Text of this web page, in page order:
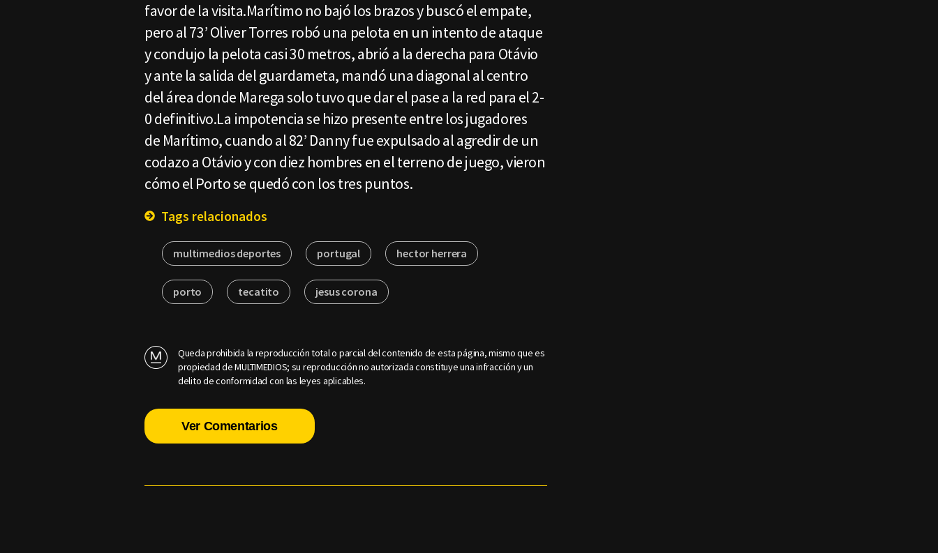
favor de la visita.Marítimo no bajó los brazos y buscó el empate,
pero al 73’ Oliver Torres robó una pelota en un intento de ataque
y condujo la pelota casi 30 metros, abrió a la derecha para Otávio
y ante la salida del guardameta, mandó una diagonal al centro
del área donde Marega solo tuvo que dar el pase a la red para el 2-
0 definitivo.La impotencia se hizo presente entre los jugadores
de Marítimo, cuando al 82’ Danny fue expulsado al agredir de un
codazo a Otávio y con diez hombres en el terreno de juego, vieron
cómo el Porto se quedó con los tres puntos.
Tags relacionados
multimedios deportes portugal hector herrera
porto tecatito jesus corona
Queda prohibida la reproducción total o parcial del contenido de esta página, mismo que es
propiedad de MULTIMEDIOS; su reproducción no autorizada constituye una infracción y un
delito de conformidad con las leyes aplicables.
Ver Comentarios